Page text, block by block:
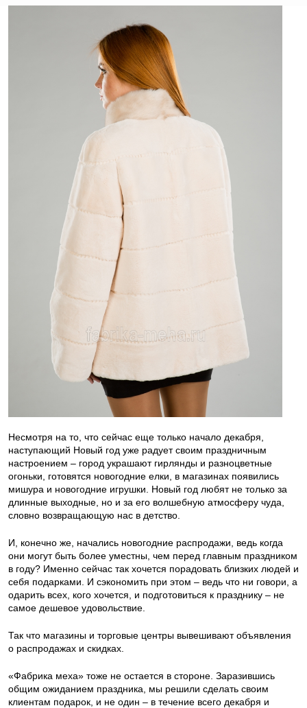
Несмотря на то, что сейчас еще только начало декабря,
наступающий Новый год уже радует своим праздничным
настроением – город украшают гирлянды и разноцветные
огоньки, готовятся новогодние елки, в магазинах появились
мишура и новогодние игрушки. Новый год любят не только за
длинные выходные, но и за его волшебную атмосферу чуда,
словно возвращающую нас в детство.
И, конечно же, начались новогодние распродажи, ведь когда
они могут быть более уместны, чем перед главным праздником
в году? Именно сейчас так хочется порадовать близких людей и
себя подарками. И сэкономить при этом – ведь что ни говори, а
одарить всех, кого хочется, и подготовиться к празднику – не
самое дешевое удовольствие.
Так что магазины и торговые центры вывешивают объявления
о распродажах и скидках.
«Фабрика меха» тоже не остается в стороне. Заразившись
общим ожиданием праздника, мы решили сделать своим
клиентам подарок, и не один – в течение всего декабря и